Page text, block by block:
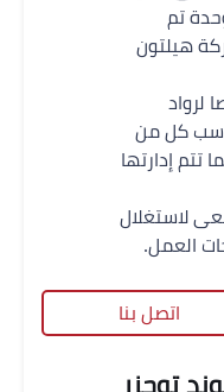
الكمبوند حيث يضم 170 وحدة تم
هيلتون
كل من
تتم إدارتها
لاستغلال
العمل.
اتصل بنا
توجزر